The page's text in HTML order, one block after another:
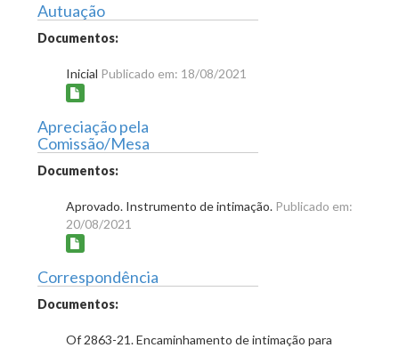
Autuação
Documentos:
Inicial Publicado em: 18/08/2021
Apreciação pela
Comissão/Mesa
Documentos:
Aprovado. Instrumento de intimação. Publicado em:
20/08/2021
Correspondência
Documentos:
Of 2863-21. Encaminhamento de intimação para